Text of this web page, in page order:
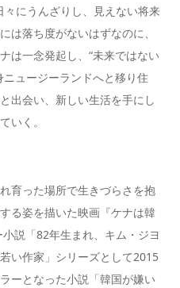
にうんざりし、見えない将来
は落ち度がないはずなのに、
は一念発起し、“未来ではない
ュージーランドへと移り住
出会い、新しい生活を手にし
いく。
育った場所で生きづらさを抱
る姿を描いた映画『ケナは韓
説「82年生まれ、キム・ジヨ
い作家」シリーズとして2015
ーとなった小説「韓国が嫌い